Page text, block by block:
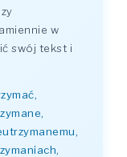
w
swój tekst i